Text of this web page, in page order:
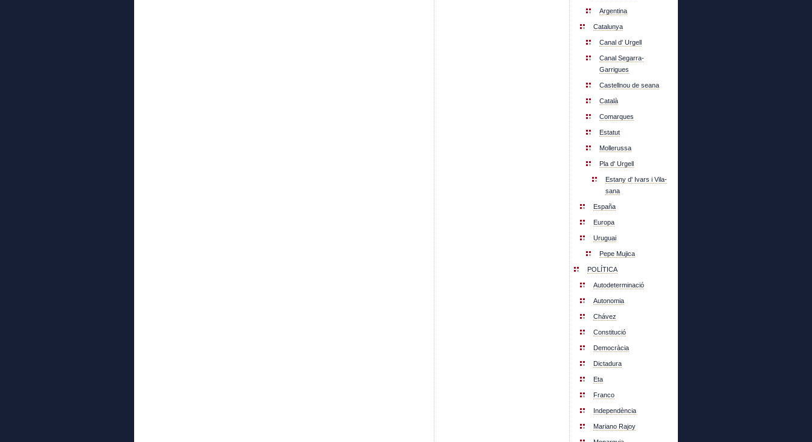
Argentina
Catalunya
Canal d' Urgell
Canal Segarra-
Garrigues
Castellnou de seana
Català
Comarques
Estatut
Mollerussa
Pla d' Urgell
Estany d' Ivars i Vila-
sana
España
Europa
Uruguai
Pepe Mujica
POLÍTICA
Autodeterminació
Autonomia
Chávez
Constitució
Democràcia
Dictadura
Eta
Franco
Independència
Mariano Rajoy